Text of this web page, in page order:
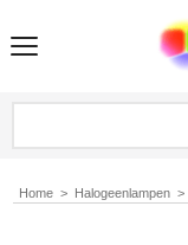
Home > Halogeenlampen >